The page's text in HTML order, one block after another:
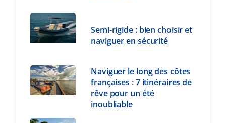
Semi-rigide : bien choisir et
naviguer en sécurité
Naviguer le long des côtes
françaises : 7 itinéraires de
rêve pour un été
inoubliable